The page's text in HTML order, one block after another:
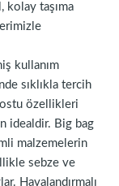
kolay taşıma
kullanım
sıklıkla tercih
özellikleri
idealdir. Big bag
malzemelerin
sebze ve
Havalandırmalı